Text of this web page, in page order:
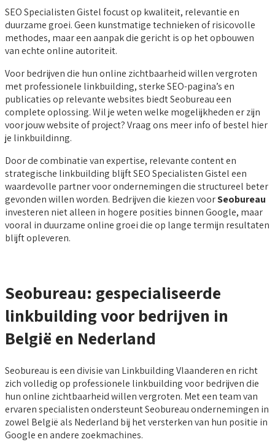
SEO Specialisten Gistel focust op kwaliteit, relevantie en
duurzame groei. Geen kunstmatige technieken of risicovolle
methodes, maar een aanpak die gericht is op het opbouwen
van echte online autoriteit.
Voor bedrijven die hun online zichtbaarheid willen vergroten
met professionele linkbuilding, sterke SEO-pagina’s en
publicaties op relevante websites biedt Seobureau een
complete oplossing. Wil je weten welke mogelijkheden er zijn
voor jouw website of project? Vraag ons meer info of bestel hier
je linkbuildinng.
Door de combinatie van expertise, relevante content en
strategische linkbuilding blijft SEO Specialisten Gistel een
waardevolle partner voor ondernemingen die structureel beter
gevonden willen worden. Bedrijven die kiezen voorSeobureau
investeren niet alleen in hogere posities binnen Google, maar
vooral in duurzame online groei die op lange termijn resultaten
blijft opleveren.
Seobureau: gespecialiseerde
linkbuilding voor bedrijven in
België en Nederland
Seobureau is een divisie van Linkbuilding Vlaanderen en richt
zich volledig op professionele linkbuilding voor bedrijven die
hun online zichtbaarheid willen vergroten. Met een team van
ervaren specialisten ondersteunt Seobureau ondernemingen in
zowel België als Nederland bij het versterken van hun positie in
Google en andere zoekmachines.